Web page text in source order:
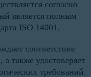
согласно
является полным
ISO 14001.
соответствие
также удостоверяет
требований.